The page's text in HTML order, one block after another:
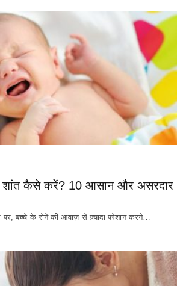
शांत कैसे करें? 10 आसान और असरदार
पर, बच्चे के रोने की आवाज़ से ज़्यादा परेशान करने…